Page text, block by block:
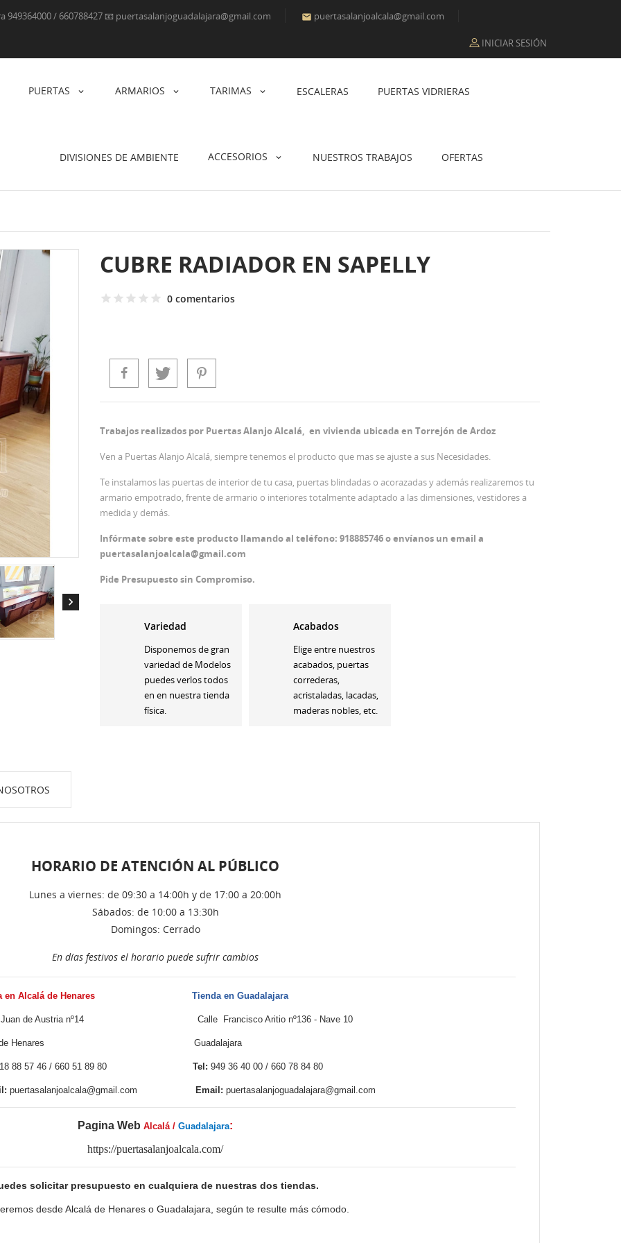
949364000 / 660788427 📧 puertasalanjoguadalajara@gmail.com  puertasalanjoalcala@gmail.com
INICIAR SESIÓN
PUERTAS ARMARIOS TARIMAS ESCALERAS PUERTAS VIDRIERAS
DIVISIONES DE AMBIENTE ACCESORIOS NUESTROS TRABAJOS OFERTAS

CUBRE RADIADOR EN SAPELLY
0 comentarios
Trabajos realizados por Puertas Alanjo Alcalá, en vivienda ubicada en Torrejón de Ardoz
Ven a Puertas Alanjo Alcalá, siempre tenemos el producto que mas se ajuste a sus Necesidades.
Te instalamos las puertas de interior de tu casa, puertas blindadas o acorazadas y además realizaremos tu
armario empotrado, frente de armario o interiores totalmente adaptado a las dimensiones, vestidores a
medida y demás.
Infórmate sobre este producto llamando al teléfono: 918885746 o envíanos un email a
puertasalanjoalcala@gmail.com
Pide Presupuesto sin Compromiso.
Variedad
Disponemos de gran
variedad de Modelos
puedes verlos todos
en en nuestra tienda
física.
Acabados
Elige entre nuestros
acabados, puertas
correderas,
acristaladas, lacadas,
maderas nobles, etc.
HORARIO DE ATENCIÓN AL PÚBLICO
Lunes a viernes: de 09:30 a 14:00h y de 17:00 a 20:00h
Sábados: de 10:00 a 13:30h
Domingos: Cerrado
En días festivos el horario puede sufrir cambios
Alcalá de Henares Tienda en Guadalajara
de Austria nº14 Calle Francisco Aritio nº136 - Nave 10
de Henares Guadalajara
88 57 46 / 660 51 89 80 Tel: 949 36 40 00 / 660 78 84 80
puertasalanjoalcala@gmail.com Email: puertasalanjoguadalajara@gmail.com
Pagina Web Alcalá / Guadalajara:
https://puertasalanjoalcala.com/
solicitar presupuesto en cualquiera de nuestras dos tiendas.
desde Alcalá de Henares o Guadalajara, según te resulte más cómodo.